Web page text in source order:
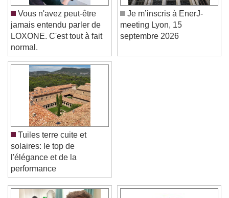
Vous n'avez peut-être
jamais entendu parler de
LOXONE. C'est tout à fait
normal.
Je m’inscris à EnerJ-
meeting Lyon, 15
Tuiles terre cuite et
solaires: le top de
l'élégance et de la
performance